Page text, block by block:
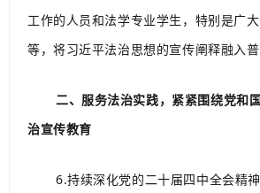
工作的人员和法学专业学生，特别是广
等，将习近平法治思想的宣传阐释融入普
二、服务法治实践，紧紧围绕党和
治宣传教育
6.持续深化党的二十届四中全会精